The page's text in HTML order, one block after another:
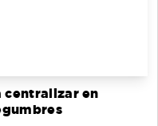
centralizar en